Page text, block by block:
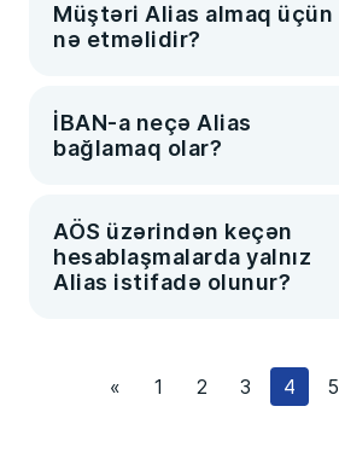
Müştəri Alias almaq üçün
nə etməlidir?
İBAN-a neçə Alias
bağlamaq olar?
AÖS üzərindən keçən
hesablaşmalarda yalnız
Alias istifadə olunur?
« 1 2 3 4 5